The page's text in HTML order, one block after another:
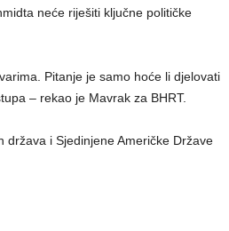
neće riješiti ključne političke
Pitanje je samo hoće li djelovati
– rekao je Mavrak za BHRT.
i Sjedinjene Američke Države